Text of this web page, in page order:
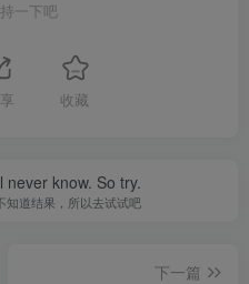
一下吧
收藏
never know. So try.
知道结果，所以去试试吧
下一篇